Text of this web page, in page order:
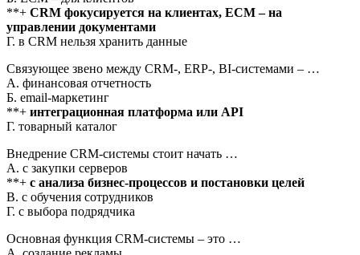
**+ CRM фокусируется на клиентах, ECM – на
управлении документами
Г. в CRM нельзя хранить данные
Связующее звено между CRM-, ERP-, BI-системами – …
А. финансовая отчетность
Б. email-маркетинг
**+ интеграционная платформа или API
Г. товарный каталог
Внедрение CRM-системы стоит начать …
А. с закупки серверов
**+ с анализа бизнес-процессов и постановки целей
В. с обучения сотрудников
Г. с выбора подрядчика
Основная функция CRM-системы – это …